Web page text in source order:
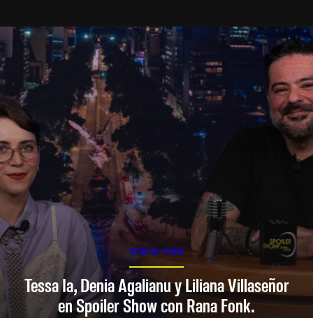
SPOILER SHOW
Tessa Ia, Denia Agalianu y Liliana Villaseñor
en Spoiler Show con Rana Fonk.